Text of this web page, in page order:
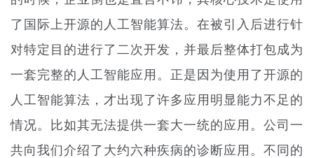
了国际上开源的人工智能算法。在被引入后进行针
对特定目的进行了二次开发，并最后整体打包成为
一套完整的人工智能应用。正是因为使用了开源的
人工智能算法，才出现了许多应用明显能力不足的
情况。比如其无法提供一套大一统的应用。公司一
共向我们介绍了大约六种疾病的诊断应用。不同的